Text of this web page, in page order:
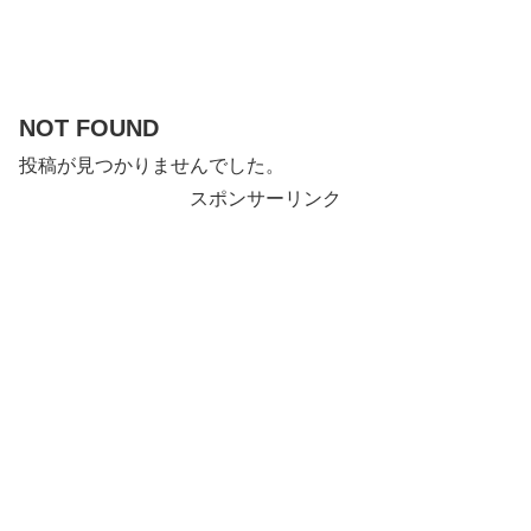
NOT FOUND
投稿が見つかりませんでした。
スポンサーリンク